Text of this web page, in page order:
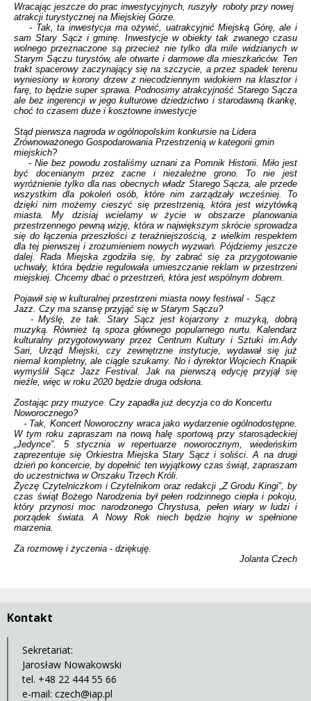
Wracając jeszcze do prac inwestycyjnych, ruszyły roboty przy nowej
atrakcji turystycznej na Miejskiej Górze.
- Tak, ta inwestycja ma ożywić, uatrakcyjnić Miejską Górę, ale i
sam Stary Sącz i gminę. Inwestycje w obiekty tak zwanego czasu
wolnego przeznaczone są przecież nie tylko dla mile widzianych w
Starym Sączu turystów, ale otwarte i darmowe dla mieszkańców. Ten
trakt spacerowy zaczynający się na szczycie, a przez spadek terenu
wyniesiony w korony drzew z niecodziennym widokiem na klasztor i
farę, to będzie super sprawa. Podnosimy atrakcyjność Starego Sącza
ale bez ingerencji w jego kulturowe dziedzictwo i starodawną tkankę,
choć to czasem duże i kosztowne inwestycje
Stąd pierwsza nagroda w ogólnopolskim konkursie na Lidera
Zrównoważonego Gospodarowania Przestrzenią w kategorii gmin
miejskich?
- Nie bez powodu zostaliśmy uznani za Pomnik Historii. Miło jest
być docenianym przez zacne i niezależne grono. To nie jest
wyróżnienie tylko dla nas obecnych władz Starego Sącza, ale przede
wszystkim dla pokoleń osób, które nim zarządzały wcześniej. To
dzięki nim możemy cieszyć się przestrzenią, która jest wizytówką
miasta. My dzisiaj wcielamy w życie w obszarze planowania
przestrzennego pewną wizję, która w największym skrócie sprowadza
się do łączenia przeszłości z teraźniejszością, z wielkim respektem
dla tej pierwszej i zrozumieniem nowych wyzwań. Pójdziemy jeszcze
dalej. Rada Miejska zgodziła się, by zabrać się za przygotowanie
uchwały, która będzie regulowała umieszczanie reklam w przestrzeni
miejskiej. Chcemy dbać o przestrzeń, która jest wspólnym dobrem.
Pojawił się w kulturalnej przestrzeni miasta nowy festiwal - Sącz
Jazz. Czy ma szansę przyjąć się w Starym Sączu?
- Myślę, że tak. Stary Sącz jest kojarzony z muzyką, dobrą
muzyką. Również tą spoza głównego popularnego nurtu. Kalendarz
kulturalny przygotowywany przez Centrum Kultury i Sztuki im.Ady
Sari, Urząd Miejski, czy zewnętrzne instytucje, wydawał się już
niemal kompletny, ale ciągle szukamy. No i dyrektor Wojciech Knapik
wymyślił Sącz Jazz Festival. Jak na pierwszą edycję przyjął się
nieźle, więc w roku 2020 będzie druga odsłona.
Zostając przy muzyce. Czy zapadła już decyzja co do Koncertu
Noworocznego?
- Tak, Koncert Noworoczny wraca jako wydarzenie ogólnodostępne.
W tym roku zapraszam na nową halę sportową przy starosądeckiej
„Jedynce”. 5 stycznia w repertuarze noworocznym, wiedeńskim
zaprezentuje się Orkiestra Miejska Stary Sącz i soliści. A na drugi
dzień po koncercie, by dopełnić ten wyjątkowy czas świąt, zapraszam
do uczestnictwa w Orszaku Trzech Króli.
Życzę Czytelniczkom i Czytelnikom oraz redakcji „Z Grodu Kingi”, by
czas świąt Bożego Narodzenia był pełen rodzinnego ciepła i pokoju,
który przynosi moc narodzonego Chrystusa, pełen wiary w ludzi i
porządek świata. A Nowy Rok niech będzie hojny w spełnione
marzenia.
Za rozmowę i życzenia - dziękuję.
Jolanta Czech
Kontakt
Sekretariat:
Jarosław Nowakowski
tel. +48 22 444 55 66
e-mail: czech@iap.pl